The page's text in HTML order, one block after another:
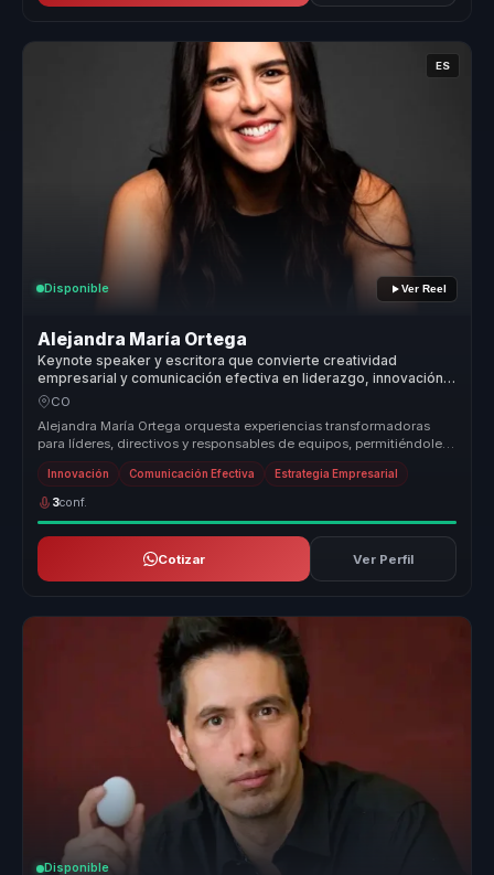
ES
Disponible Ver Reel
Alejandra María Ortega
Keynote speaker y escritora que convierte creatividad
empresarial y comunicación efectiva en liderazgo, innovación y
ventaja competitiva para empresas.
CO
Alejandra María Ortega orquesta experiencias transformadoras
para líderes, directivos y responsables de equipos, permitiéndoles
dejar atr...
Innovación Comunicación Efectiva Estrategia Empresarial
3conf.
Cotizar Ver Perfil
Disponible